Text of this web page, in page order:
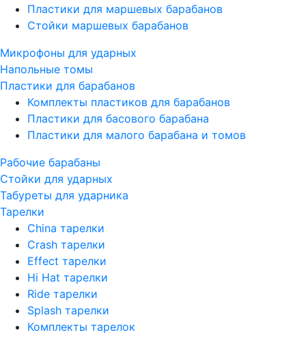
Пластики для маршевых барабанов
Стойки маршевых барабанов
Микрофоны для ударных
Напольные томы
Пластики для барабанов
Комплекты пластиков для барабанов
Пластики для басового барабана
Пластики для малого барабана и томов
Рабочие барабаны
Стойки для ударных
Табуреты для ударника
Тарелки
China тарелки
Crash тарелки
Effect тарелки
Hi Hat тарелки
Ride тарелки
Splash тарелки
Комплекты тарелок